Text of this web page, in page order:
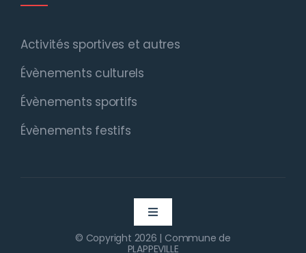
Activités sportives et autres
Évènements culturels
Évènements sportifs
Évènements festifs
Toggle
Navigation
MENTIONS LÉGALES
© Copyright 2026 | Commune de
PLAPPEVILLE